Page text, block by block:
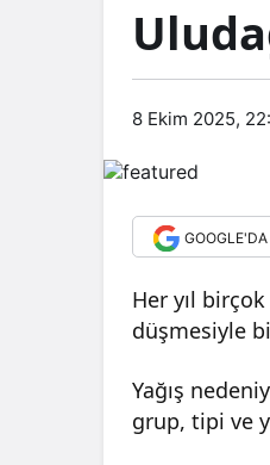
8 Ekim 2025,
GOOGLE'DA
Her yıl
düşmesiyle
Yağış
grup, tipi ve